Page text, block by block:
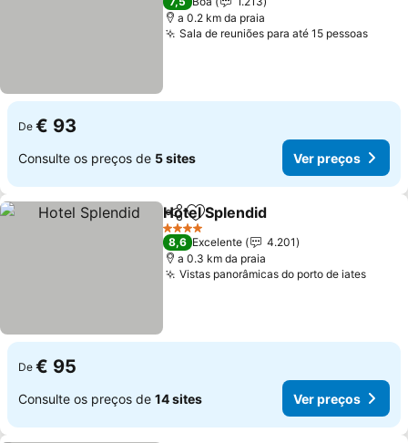
a 0.2 km da praia
Sala de reuniões para até 15 pessoas
De € 93
Consulte os preços de 5 sites Ver preços
PartilharAdicionar aos favoritos
Hotel Splendid
4 Estrelas
8,6 Excelente
4.201
a 0.3 km da praia
Vistas panorâmicas do porto de iates
De € 95
Consulte os preços de 14 sites Ver preços